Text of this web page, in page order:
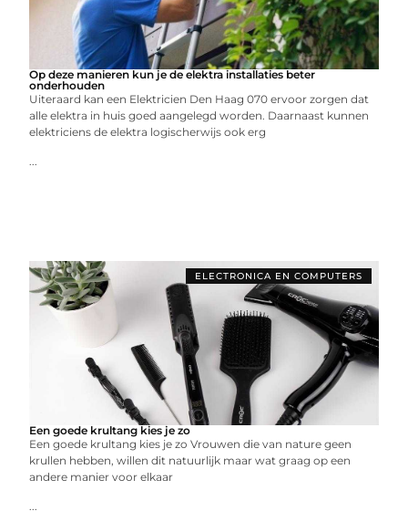
Op deze manieren kun je de elektra installaties beter
onderhouden
Uiteraard kan een Elektricien Den Haag 070 ervoor zorgen dat
alle elektra in huis goed aangelegd worden. Daarnaast kunnen
elektriciens de elektra logischerwijs ook erg
...
ELECTRONICA EN COMPUTERS
Een goede krultang kies je zo
Een goede krultang kies je zo Vrouwen die van nature geen
krullen hebben, willen dit natuurlijk maar wat graag op een
andere manier voor elkaar
...